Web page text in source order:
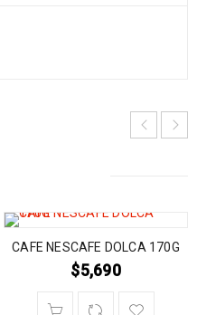
CAFE NESCAFE DOLCA 170G
$5,690